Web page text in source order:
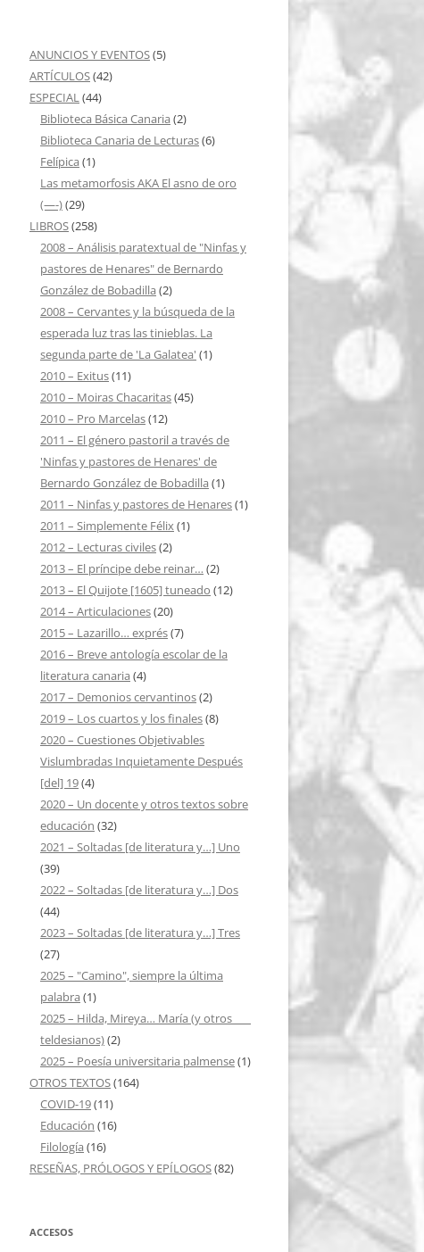
ANUNCIOS Y EVENTOS(5)
ARTÍCULOS(42)
ESPECIAL(44)
Biblioteca Básica Canaria (2)
Biblioteca Canaria de Lecturas(6)
Felípica (1)
Las metamorfosis AKA El asno de oro
(—-)(29)
LIBROS(258)
2008 – Análisis paratextual de "Ninfas y
pastores de Henares" de Bernardo
González de Bobadilla (2)
2008 – Cervantes y la búsqueda de la
esperada luz tras las tinieblas. La
segunda parte de 'La Galatea' (1)
2010 – Exitus(11)
2010 – Moiras Chacaritas(45)
2010 – Pro Marcelas(12)
2011 – El género pastoril a través de
'Ninfas y pastores de Henares' de
Bernardo González de Bobadilla (1)
2011 – Ninfas y pastores de Henares(1)
2011 – Simplemente Félix(1)
2012 – Lecturas civiles(2)
2013 – El príncipe debe reinar… (2)
2013 – El Quijote [1605] tuneado (12)
2014 – Articulaciones(20)
2015 – Lazarillo… exprés(7)
2016 – Breve antología escolar de la
literatura canaria (4)
2017 – Demonios cervantinos(2)
2019 – Los cuartos y los finales(8)
2020 – Cuestiones Objetivables
Vislumbradas Inquietamente Después
[del] 19(4)
2020 – Un docente y otros textos sobre
educación (32)
2021 – Soltadas [de literatura y…] Uno
(39)
2022 – Soltadas [de literatura y…] Dos
(44)
2023 – Soltadas [de literatura y…] Tres
(27)
2025 – "Camino", siempre la última
palabra (1)
2025 – Hilda, Mireya… María (y otros ___
teldesianos)(2)
2025 – Poesía universitaria palmense(1)
OTROS TEXTOS(164)
COVID-19(11)
Educación (16)
Filología (16)
RESEÑAS, PRÓLOGOS Y EPÍLOGOS(82)
ACCESOS